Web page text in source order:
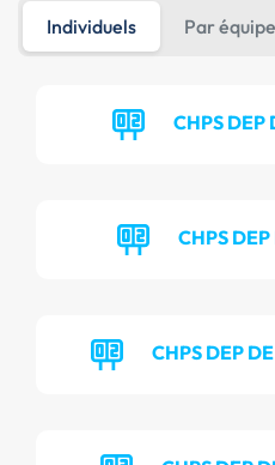
Individuels Par
CHPS DEP
CHPS DEP
CHPS DEP